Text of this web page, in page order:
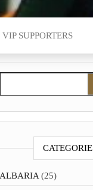
VIP SUPPORTERS
CATEGORIE
ALBARIA(25)